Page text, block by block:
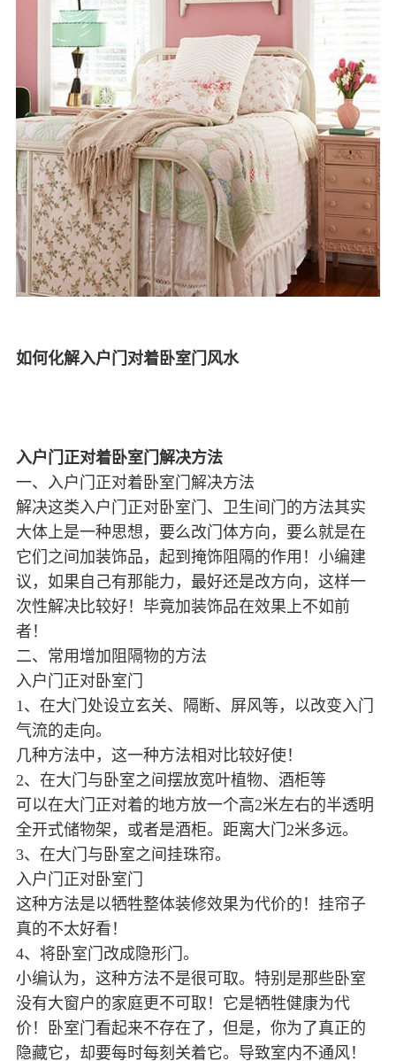
如何化解入户门对着卧室门风水
入户门正对着卧室门解决方法
一、入户门正对着卧室门解决方法
解决这类入户门正对卧室门、卫生间门的方法其实
大体上是一种思想，要么改门体方向，要么就是在
它们之间加装饰品，起到掩饰阻隔的作用！小编建
议，如果自己有那能力，最好还是改方向，这样一
次性解决比较好！毕竟加装饰品在效果上不如前
者！
二、常用增加阻隔物的方法
入户门正对卧室门
1、在大门处设立玄关、隔断、屏风等，以改变入门
气流的走向。
几种方法中，这一种方法相对比较好使！
2、在大门与卧室之间摆放宽叶植物、酒柜等
可以在大门正对着的地方放一个高2米左右的半透明
全开式储物架，或者是酒柜。距离大门2米多远。
3、在大门与卧室之间挂珠帘。
入户门正对卧室门
这种方法是以牺牲整体装修效果为代价的！挂帘子
真的不太好看！
4、将卧室门改成隐形门。
小编认为，这种方法不是很可取。特别是那些卧室
没有大窗户的家庭更不可取！它是牺牲健康为代
价！卧室门看起来不存在了，但是，你为了真正的
隐藏它，却要每时每刻关着它。导致室内不通风！